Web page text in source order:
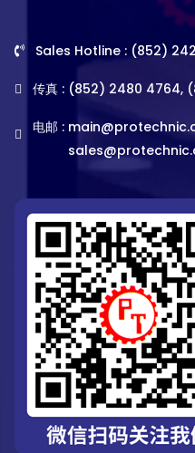
Sales Hotline : (852)
传真 : (852) 2480 4764,
电邮 :